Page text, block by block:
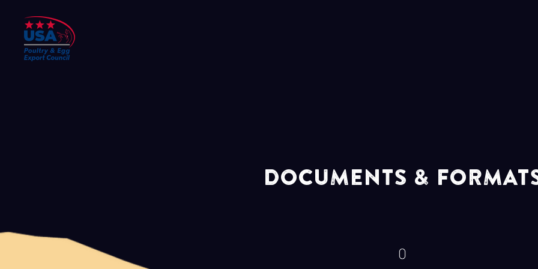
DOCUMENTS &